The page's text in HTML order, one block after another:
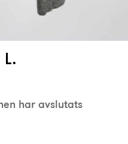
har avslutats